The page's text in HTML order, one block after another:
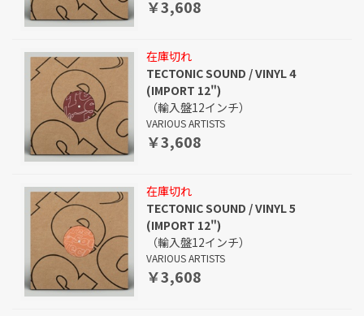
￥3,608
在庫切れ
TECTONIC SOUND / VINYL 4
(IMPORT 12")
（輸入盤12インチ）
VARIOUS ARTISTS
￥3,608
在庫切れ
TECTONIC SOUND / VINYL 5
(IMPORT 12")
（輸入盤12インチ）
VARIOUS ARTISTS
￥3,608